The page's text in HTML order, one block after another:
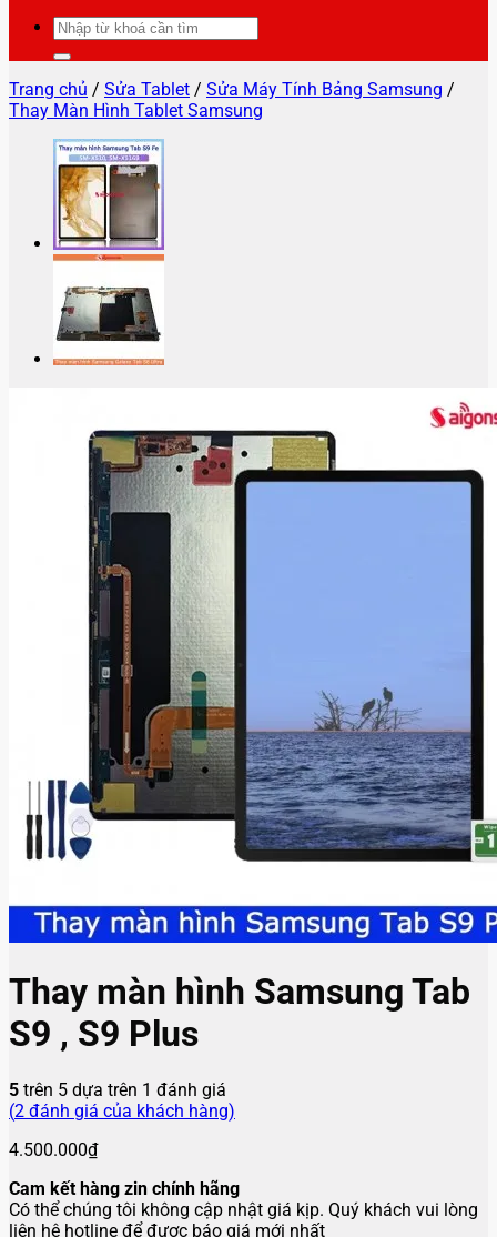
Tìm
kiếm:
Trang chủ / Sửa Tablet / Sửa Máy Tính Bảng Samsung /
Thay Màn Hình Tablet Samsung
Thay màn hình Samsung Tab
S9 , S9 Plus
5 trên 5 dựa trên 1 đánh giá
(2 đánh giá của khách hàng)
4.500.000₫
Cam kết hàng zin chính hãng
Có thể chúng tôi không cập nhật giá kịp. Quý khách vui lòng
liên hệ hotline để được báo giá mới nhất